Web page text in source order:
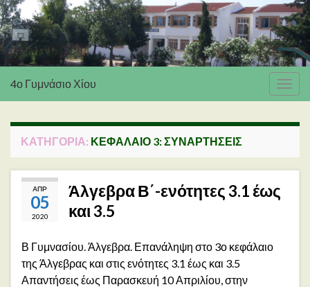
4ο Γυμνάσιο Χίου
ΚΑΤΗΓΟΡΊΑ: ΚΕΦΑΛΑΙΟ 3: ΣΥΝΑΡΤΉΣΕΙΣ
ΑΠΡ
05
2020
Άλγεβρα Β΄-ενότητες 3.1 έως
και 3.5
Β Γυμνασίου. Άλγεβρα. Επανάληψη στο 3ο κεφάλαιο
της Άλγεβρας και στις ενότητες 3.1 έως και 3.5
Απαντήσεις έως Παρασκευή 10 Απριλίου, στην